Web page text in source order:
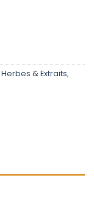
Herbes & Extraits,